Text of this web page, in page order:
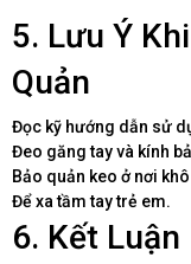
5. Lưu Ý
Quản
Đọc kỹ hướng dẫn sử
Đeo găng tay và kính
Bảo quản keo ở nơi
Để xa tầm tay trẻ em.
6. Kết Luận